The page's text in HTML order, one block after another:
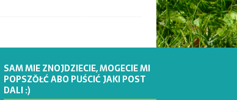
SAM MIE ZNOJDZIECIE, MOGECIE MI
POPSZŎŁĆ ABO PUŚCIĆ JAKI POST
DALI :)